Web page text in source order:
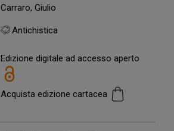
Carraro, Giulio
Antichistica
Edizione digitale ad accesso aperto
Acquista edizione cartacea